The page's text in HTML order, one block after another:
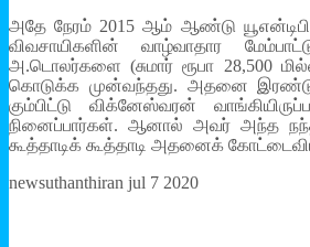
அதே நேரம் 2015 ஆம் ஆண்டு
விவசாயிகளின் வாழ்வாதார
அ.டொலர்களை (சுமார் ரூபா 28,500
கொடுக்க முன்வந்தது. அதனை இரண்டு
கும்பிட்டு விக்னேஸ்வரன்
நினைப்பார்கள். ஆனால் அவர் அந்த
கூத்தாடிக் கூத்தாடி அதனைக்
newsuthanthiran jul 7 2020